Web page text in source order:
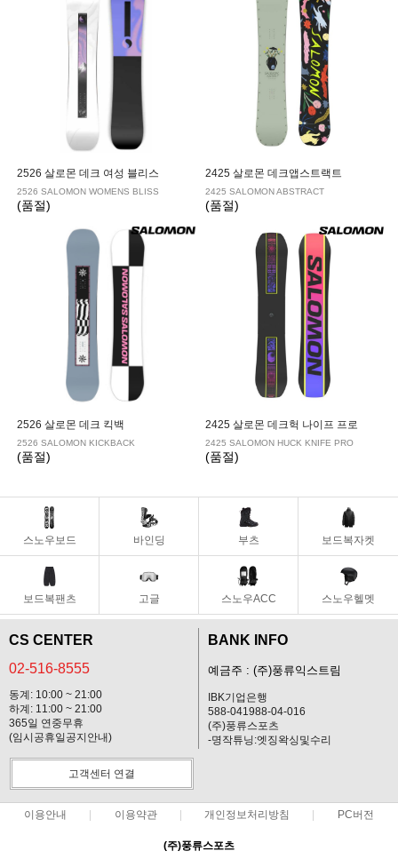
2526 살로몬 데크 여성 블리스
2526 SALOMON WOMENS BLISS
(품절)
2425 살로몬 데크앱스트랙트
2425 SALOMON ABSTRACT
(품절)
2526 살로몬 데크 킥백
2526 SALOMON KICKBACK
(품절)
2425 살로몬 데크헉 나이프 프로
2425 SALOMON HUCK KNIFE PRO
(품절)
스노우보드 바인딩 부츠 보드복자켓
보드복팬츠 고글 스노우ACC 스노우헬멧
CS CENTER
02-516-8555
동계: 10:00 ~ 21:00
하계: 11:00 ~ 21:00
365일 연중무휴
(임시공휴일공지안내)
BANK INFO
예금주 : (주)풍류익스트림
IBK기업은행
588-041988-04-016
(주)풍류스포츠
-명작튜닝:엣징왁싱및수리
고객센터 연결
이용안내 이용약관 개인정보처리방침 PC버전
(주)풍류스포츠